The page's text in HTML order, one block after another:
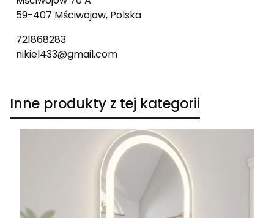
59-407 Mściwojow, Polska
721868283
nikiel433@gmail.com
Inne produkty z tej kategorii